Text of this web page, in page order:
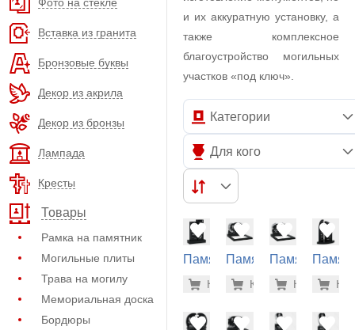
Вставка из гранита
Бронзовые буквы
Декор из акрила
Декор из бронзы
Лампада
Кресты
Товары
Рамка на памятник
Могильные плиты
Трава на могилу
Мемориальная доска
Бордюры
и их аккуратную установку, а
также комплексное
благоустройство могильных
участков «под ключ».
Категории
Для кого
Памятник
могилу
-7% 71.700
Купить
Памятник
могилу
-7%
Купить
Памятник
могилу
-
Купитьмогилу